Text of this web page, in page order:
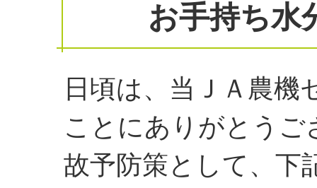
お手持ち水
日頃は、当ＪＡ農機
ことにありがとうご
故予防策として、下